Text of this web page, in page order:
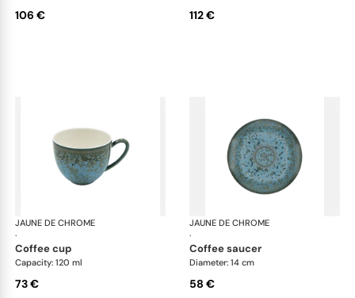
106 € 112 €
JAUNE DE CHROME
·
Nymphéa
coffee cup
Capacity: 120 ml
73 €
JAUNE DE CHROME
·
coffee saucer
Diameter: 14 cm
58 €